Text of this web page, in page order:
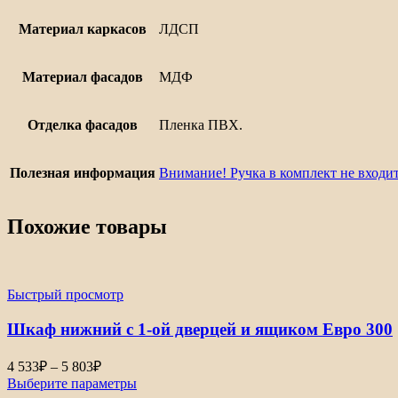
Материал каркасов ЛДСП
Материал фасадов МДФ
Отделка фасадов Пленка ПВХ.
Полезная информация Внимание! Ручка в комплект не
Похожие товары
Быстрый просмотр
Шкаф нижний с 1-ой дверцей и ящиком Евро 300
4 533₽ – 5 803₽Диапазон
цен:
4
Выберите параметры